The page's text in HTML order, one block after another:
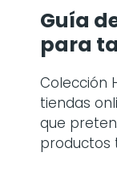
Guía
para
Colección
tiendas
que
productos